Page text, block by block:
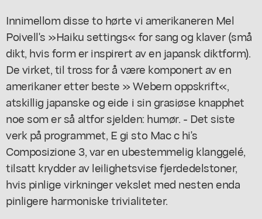
Innimellom disse to hørte vi amerikaneren Mel
Poivell's »Haiku settings« for sang og klaver (små
dikt, hvis form er inspirert av en japansk diktform).
De virket, til tross for å være komponert av en
amerikaner etter beste » Webern oppskrift«,
atskillig japanske og eide i sin grasiøse knapphet
noe som er så altfor sjelden: humør. - Det siste
verk på programmet, E gi sto Mac c hi's
Composizione 3, var en ubestemmelig klanggelé,
tilsatt krydder av leilighetsvise fjerdedelstoner,
hvis pinlige virkninger vekslet med nesten enda
pinligere harmoniske trivialiteter.